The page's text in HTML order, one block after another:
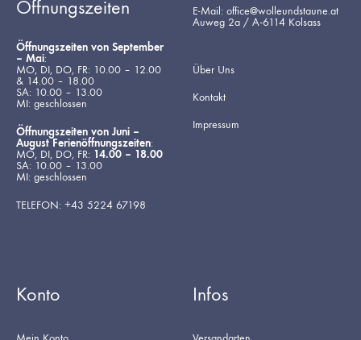
Öffnungszeiten
Öffnungszeiten von September
– Mai:
MO, DI, DO, FR: 10.00 – 12.00
& 14.00 – 18.00
SA: 10.00 – 13.00
MI: geschlossen
Öffnungszeiten von Juni –
August Ferienöffnungszeiten:
MO, DI, DO, FR: 14.00 – 18.00
SA: 10.00 – 13.00
MI: geschlossen
TELEFON: +43 5224 67198
E-Mail: office@wolleundstaune.at
Auweg 2a / A-6114 Kolsass
Über Uns
Kontakt
Impressum
Konto Infos